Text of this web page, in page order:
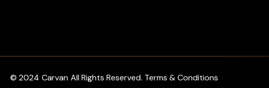
© 2024 Carvan All Rights Reserved. Terms & Conditions